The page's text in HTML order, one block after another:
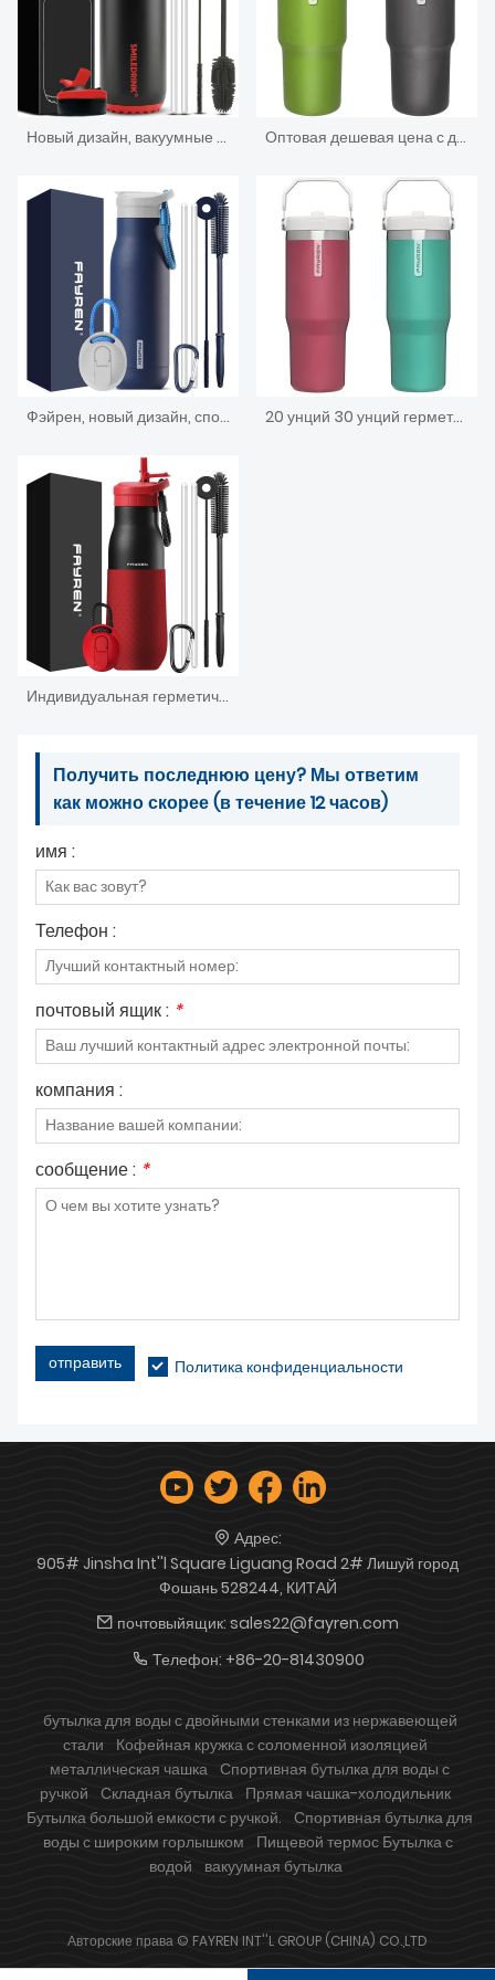
Новый дизайн, вакуумные термосы с двойными стенками, маленькая горловина с вакуумной изоляцией, спортивная бутылка для воды из нержавеющей стали с соломенной крышкой и силиконовыми рукавами Оптовая дешевая цена с двойными стенками из нержавеющей стали 304 изолированная кофейная кружка с порошковым покрытием сублимационные заготовки кружка для путешествий
Фэйрен, новый дизайн, спортивная бутылка для воды из нержавеющей стали, термос с маленьким горлом, термосы с вакуумной изоляцией и соломенной крышкой 20 унций 30 унций герметичный термос из нержавеющей стали с вакуумной изоляцией, стакан для кофе, автомобильная кружка с ручкой и соломенной откидной крышкой
Индивидуальная герметичная спортивная бутылка для воды Теромы из нержавеющей стали с тройной вакуумной изоляцией и двойной изоляцией по всему миру
Получить последнюю цену? Мы ответим
как можно скорее (в течение 12 часов)
имя :
Телефон :
почтовый ящик : *
компания :
сообщение : *
отправить Политика конфиденциальности
Адрес:
905# Jinsha Int''l Square Liguang Road 2# Лишуй город
Фошань 528244, КИТАЙ
почтовыйящик: sales22@fayren.com
Телефон: +86-20-81430900
бутылка для воды с двойными стенками из нержавеющей
стали
Кофейная кружка с соломенной изоляцией
металлическая чашка Спортивная бутылка для воды с
ручкой Складная бутылка Прямая чашка-холодильник
Бутылка большой емкости с ручкой. Спортивная бутылка для
воды с широким горлышком
Пищевой термос Бутылка с
водой
вакуумная бутылка
Авторские права © FAYREN INT''L GROUP (CHINA) CO.,LTD